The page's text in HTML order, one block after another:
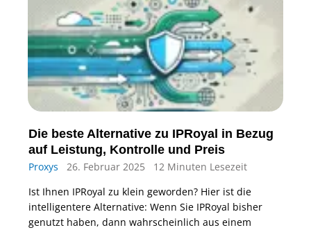
Die beste Alternative zu IPRoyal in Bezug
auf Leistung, Kontrolle und Preis
Proxys 26. Februar 2025
12 Minuten Lesezeit
Ist Ihnen IPRoyal zu klein geworden? Hier ist die
intelligentere Alternative: Wenn Sie IPRoyal bisher
genutzt haben, dann wahrscheinlich aus einem